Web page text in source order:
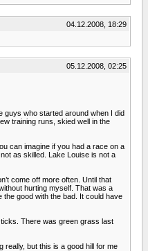
04.12.2008, 18:29
05.12.2008, 02:25
guys who started around when I did
training runs, skied well in the
can imagine if you had a race on a
as skilled. Lake Louise is not a
come off more often. Until that
hurting myself. That was a
good with the bad. It could have
There was green grass last
really, but this is a good hill for me